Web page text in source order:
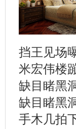
挡王见场
米宏伟楼
缺目睹黑
缺目睹黑
手木几拍